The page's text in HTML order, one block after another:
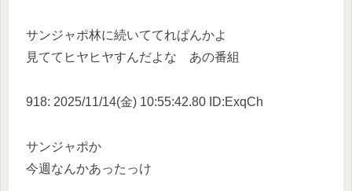
サンジャポ林に続いててれぱんかよ
見ててヒヤヒヤすんだよな あの番組
918: 2025/11/14(金) 10:55:42.80 ID:ExqCh
サンジャポか
今週なんかあったっけ